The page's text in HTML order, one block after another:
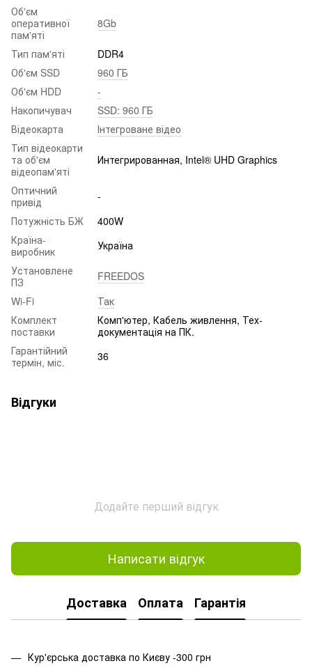
Об'єм
оперативної
пам'яті
8Gb
Тип пам'яті
DDR4
Об'єм SSD
960 ГБ
Об'єм HDD
-
Накопичувач
SSD: 960 ГБ
Відеокарта
Інтегроване відео
Тип відеокарти
та об'єм
відеопам'яті
Интегрированная, Intel® UHD Graphics
Оптичний
привід
-
Потужність БЖ
400W
Країна-
виробник
Україна
Установлене
ПЗ
FREEDOS
Wi-Fi
Так
Комплект
поставки
Комп'ютер, Кабель живлення, Тех-
документація на ПК.
Гарантійний
термін, міс.
36
Відгуки
Додайте перший відгук
Написати відгук
Доставка Оплата Гарантія
Кур'єрська доставка по Києву -300 грн